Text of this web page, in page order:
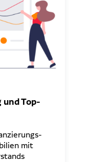
Top-
mit